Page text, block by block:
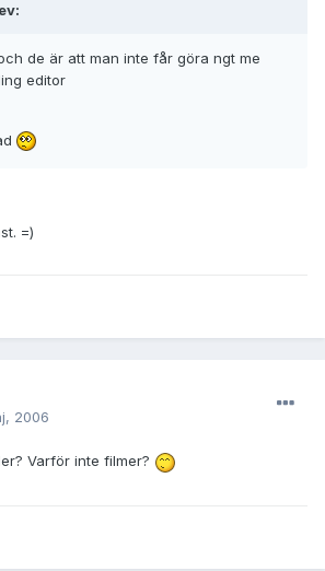
de är att man inte får göra ngt me
editor
=)
2006
Varför inte filmer?